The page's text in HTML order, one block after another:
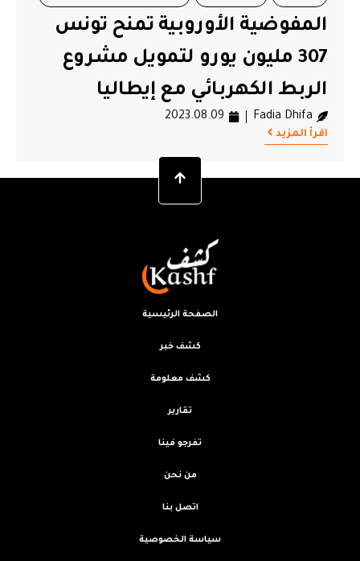
المفوضية الأوروبية تمنح تونس
307 مليون يورو لتمويل مشروع
الربط الكهربائي مع إيطاليا
Fadia Dhifa
2023.08.09
اقرأ المزيد
الصفحة الرئيسية
كشف خبر
كشف معلومة
تقارير
تفرجو فينا
من نحن
اتصل بنا
سياسة الخصوصية